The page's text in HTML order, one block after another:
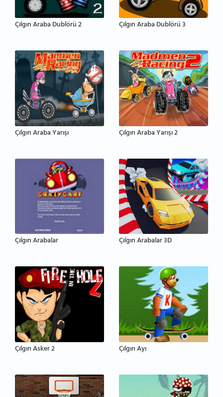
Çılgın Araba Dublörü 2 Çılgın Araba Dublörü 3
Çılgın Araba Yarışı Çılgın Araba Yarışı 2
Çılgın Arabalar Çılgın Arabalar 3D
Çılgın Asker 2 Çılgın Ayı